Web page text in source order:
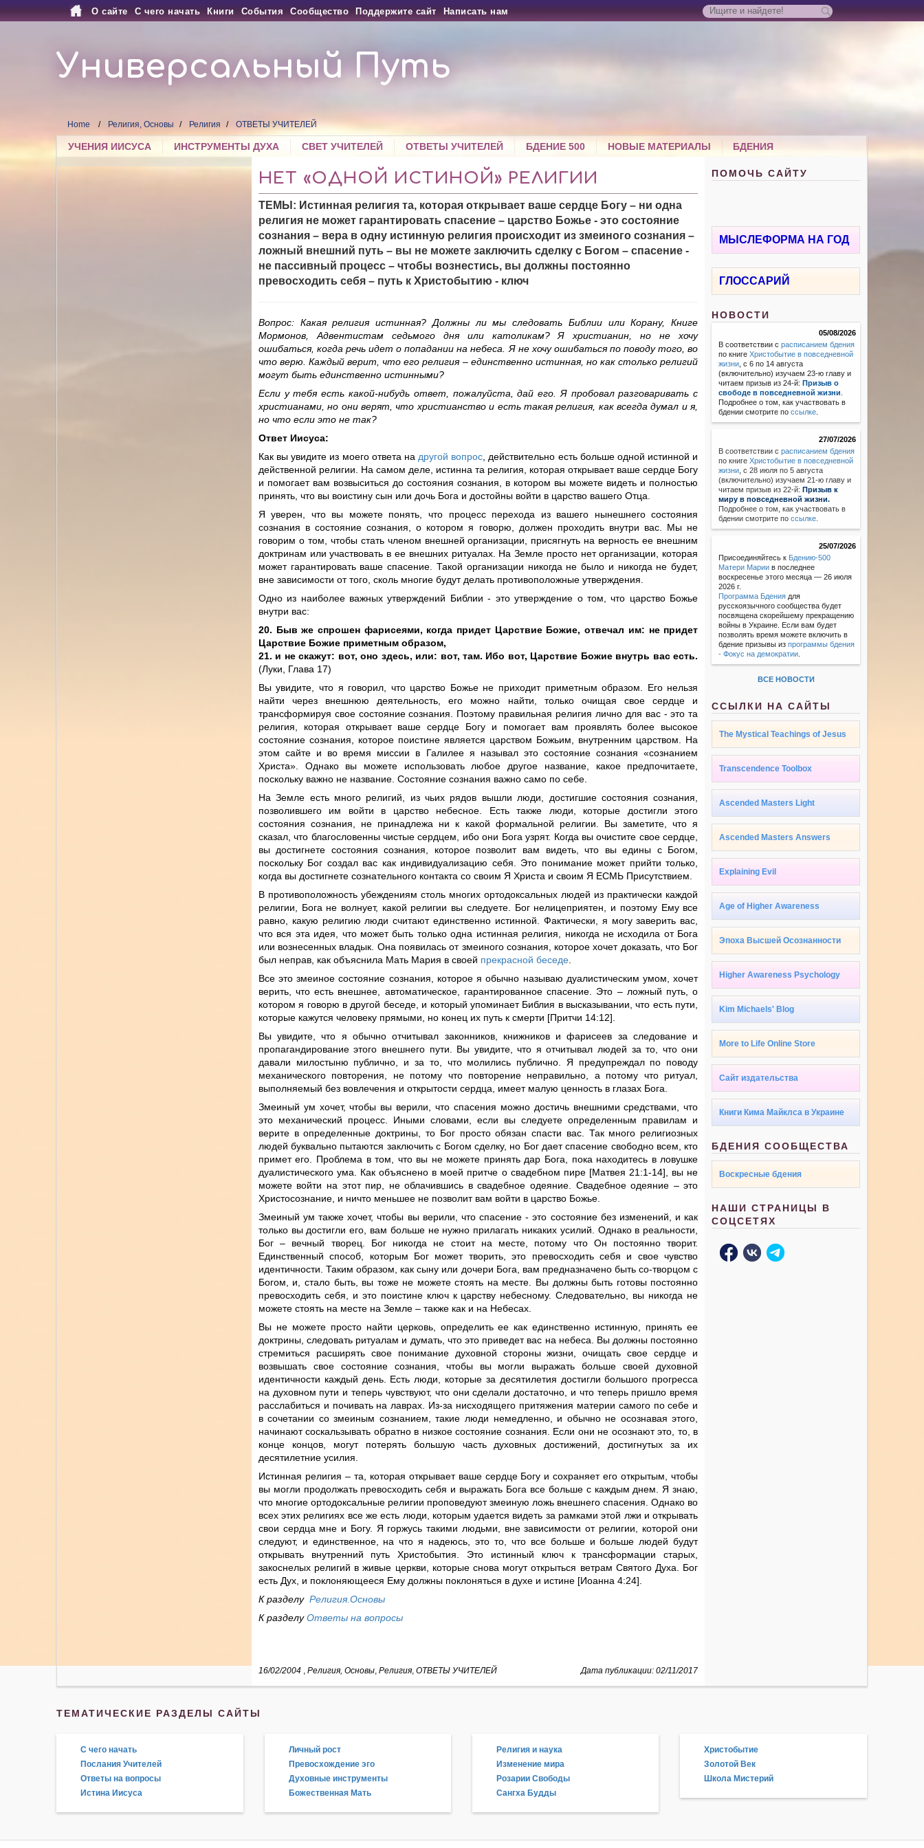
О сайте С чего начать Книги События Сообщество Поддержите сайт Написать нам
Универсальный Путь
Home Религия, Основы Религия ОТВЕТЫ УЧИТЕЛЕЙ
УЧЕНИЯ ИИСУСА ИНСТРУМЕНТЫ ДУХА СВЕТ УЧИТЕЛЕЙ ОТВЕТЫ УЧИТЕЛЕЙ БДЕНИЕ 500 НОВЫЕ МАТЕРИАЛЫ БДЕНИЯ
НЕТ «ОДНОЙ ИСТИНОЙ» РЕЛИГИИ
ТЕМЫ: Истинная религия та, которая открывает ваше сердце Богу – ни одна
религия не может гарантировать спасение – царство Божье - это состояние
сознания – вера в одну истинную религия происходит из змеиного сознания –
ложный внешний путь – вы не можете заключить сделку с Богом – спасение -
не пассивный процесс – чтобы вознестись, вы должны постоянно
превосходить себя – путь к Христобытию - ключ
Вопрос: Какая религия истинная? Должны ли мы следовать Библии или Корану, Книге
Мормонов, Адвентистам седьмого дня или католикам? Я христианин, но не хочу
ошибаться, когда речь идет о попадании на небеса. Я не хочу ошибаться по поводу того, во
что верю. Каждый верит, что его религия – единственно истинная, но как столько религий
могут быть единственно истинными?
Если у тебя есть какой-нибудь ответ, пожалуйста, дай его. Я пробовал разговаривать с
христианами, но они верят, что христианство и есть такая религия, как всегда думал и я,
но что если это не так?
Ответ Иисуса:
Как вы увидите из моего ответа надругой вопрос, действительно есть больше одной истинной и
действенной религии. На самом деле, истинна та религия, которая открывает ваше сердце Богу
и помогает вам возвыситься до состояния сознания, в котором вы можете видеть и полностью
принять, что вы воистину сын или дочь Бога и достойны войти в царство вашего Отца.
Я уверен, что вы можете понять, что процесс перехода из вашего нынешнего состояния
сознания в состояние сознания, о котором я говорю, должен проходить внутри вас. Мы не
говорим о том, чтобы стать членом внешней организации, присягнуть на верность ее внешним
доктринам или участвовать в ее внешних ритуалах. На Земле просто нет организации, которая
может гарантировать ваше спасение. Такой организации никогда не было и никогда не будет,
вне зависимости от того, сколь многие будут делать противоположные утверждения.
Одно из наиболее важных утверждений Библии - это утверждение о том, что царство Божье
внутри вас:
20. Быв же спрошен фарисеями, когда придет Царствие Божие, отвечал им: не придет
Царствие Божие приметным образом,
21. и не скажут: вот, оно здесь, или: вот, там. Ибо вот, Царствие Божие внутрь вас есть.
(Луки, Глава 17)
Вы увидите, что я говорил, что царство Божье не приходит приметным образом. Его нельзя
найти через внешнюю деятельность, его можно найти, только очищая свое сердце и
трансформируя свое состояние сознания. Поэтому правильная религия лично для вас - это та
религия, которая открывает ваше сердце Богу и помогает вам проявлять более высокое
состояние сознания, которое поистине является царством Божьим, внутренним царством. На
этом сайте и во время миссии в Галилее я называл это состояние сознания «сознанием
Христа». Однако вы можете использовать любое другое название, какое предпочитаете,
поскольку важно не название. Состояние сознания важно само по себе.
На Земле есть много религий, из чьих рядов вышли люди, достигшие состояния сознания,
позволившего им войти в царство небесное. Есть также люди, которые достигли этого
состояния сознания, не принадлежа ни к какой формальной религии. Вы заметите, что я
сказал, что благословенны чистые сердцем, ибо они Бога узрят. Когда вы очистите свое сердце,
вы достигнете состояния сознания, которое позволит вам видеть, что вы едины с Богом,
поскольку Бог создал вас как индивидуализацию себя. Это понимание может прийти только,
когда вы достигнете сознательного контакта со своим Я Христа и своим Я ЕСМЬ Присутствием.
В противоположность убеждениям столь многих ортодоксальных людей из практически каждой
религии, Бога не волнует, какой религии вы следуете. Бог нелицеприятен, и поэтому Ему все
равно, какую религию люди считают единственно истинной. Фактически, я могу заверить вас,
что вся эта идея, что может быть только одна истинная религия, никогда не исходила от Бога
или вознесенных владык. Она появилась от змеиного сознания, которое хочет доказать, что Бог
был неправ, как объяснила Мать Мария в своей прекрасной беседе.
Все это змеиное состояние сознания, которое я обычно называю дуалистическим умом, хочет
верить, что есть внешнее, автоматическое, гарантированное спасение. Это – ложный путь, о
котором я говорю в другой беседе, и который упоминает Библия в высказывании, что есть пути,
которые кажутся человеку прямыми, но конец их путь к смерти [Притчи 14:12].
Вы увидите, что я обычно отчитывал законников, книжников и фарисеев за следование и
пропагандирование этого внешнего пути. Вы увидите, что я отчитывал людей за то, что они
давали милостыню публично, и за то, что молились публично. Я предупреждал по поводу
механического повторения, не потому что повторение неправильно, а потому что ритуал,
выполняемый без вовлечения и открытости сердца, имеет малую ценность в глазах Бога.
Змеиный ум хочет, чтобы вы верили, что спасения можно достичь внешними средствами, что
это механический процесс. Иными словами, если вы следуете определенным правилам и
верите в определенные доктрины, то Бог просто обязан спасти вас. Так много религиозных
людей буквально пытаются заключить с Богом сделку, но Бог дает спасение свободно всем, кто
примет его. Проблема в том, что вы не можете принять дар Бога, пока находитесь в ловушке
дуалистического ума. Как объяснено в моей притче о свадебном пире [Матвея 21:1-14], вы не
можете войти на этот пир, не облачившись в свадебное одеяние. Свадебное одеяние – это
Христосознание, и ничто меньшее не позволит вам войти в царство Божье.
Змеиный ум также хочет, чтобы вы верили, что спасение - это состояние без изменений, и как
только вы достигли его, вам больше не нужно прилагать никаких усилий. Однако в реальности,
Бог – вечный творец. Бог никогда не стоит на месте, потому что Он постоянно творит.
Единственный способ, которым Бог может творить, это превосходить себя и свое чувство
идентичности. Таким образом, как сыну или дочери Бога, вам предназначено быть со-творцом с
Богом, и, стало быть, вы тоже не можете стоять на месте. Вы должны быть готовы постоянно
превосходить себя, и это поистине ключ к царству небесному. Следовательно, вы никогда не
можете стоять на месте на Земле – также как и на Небесах.
Вы не можете просто найти церковь, определить ее как единственно истинную, принять ее
доктрины, следовать ритуалам и думать, что это приведет вас на небеса. Вы должны постоянно
стремиться расширять свое понимание духовной стороны жизни, очищать свое сердце и
возвышать свое состояние сознания, чтобы вы могли выражать больше своей духовной
идентичности каждый день. Есть люди, которые за десятилетия достигли большого прогресса
на духовном пути и теперь чувствуют, что они сделали достаточно, и что теперь пришло время
расслабиться и почивать на лаврах. Из-за нисходящего притяжения материи самого по себе и
в сочетании со змеиным сознанием, такие люди немедленно, и обычно не осознавая этого,
начинают соскальзывать обратно в низкое состояние сознания. Если они не осознают это, то, в
конце концов, могут потерять большую часть духовных достижений, достигнутых за их
десятилетние усилия.
Истинная религия – та, которая открывает ваше сердце Богу и сохраняет его открытым, чтобы
вы могли продолжать превосходить себя и выражать Бога все больше с каждым днем. Я знаю,
что многие ортодоксальные религии проповедуют змеиную ложь внешнего спасения. Однако во
всех этих религиях все же есть люди, которым удается видеть за рамками этой лжи и открывать
свои сердца мне и Богу. Я горжусь такими людьми, вне зависимости от религии, которой они
следуют, и единственное, на что я надеюсь, это то, что все больше и больше людей будут
открывать внутренний путь Христобытия. Это истинный ключ к трансформации старых,
закоснелых религий в живые церкви, которые снова могут открыться ветрам Святого Духа. Бог
есть Дух, и поклоняющееся Ему должны поклоняться в духе и истине [Иоанна 4:24].
К разделу Религия.Основы
К разделуОтветы на вопросы
16/02/2004 Дата публикации: 02/11/2017
, Религия, Основы, Религия, ОТВЕТЫ УЧИТЕЛЕЙ
ПОМОЧЬ САЙТУ
МЫСЛЕФОРМА НА ГОД
ГЛОССАРИЙ
НОВОСТИ
05/08/2026
В соответствии срасписанием бдения
по книгеХристобытие в повседневной
жизни , с 6 по 14 августа
(включительно) изучаем 23-ю главу и
читаем призыв из 24-й: Призыв о
свободе в повседневной жизни
Подробнее о том, как участвовать в
бдении смотрите поссылке
27/07/2026
В соответствии с расписанием бдения
по книгеХристобытие в повседневной
жизни с 28 июля по 5 августа
(включительно) изучаем 21-ю главу и
читаем призыв из 22-й: Призыв к
миру в повседневной жизни.
Подробнее о том, как участвовать в
бдении смотрите поссылке
25/07/2026
Присоединяйтесь к Бдению-500
Матери Марии в последнее
воскресенье этого месяца — 26 июля
2026 г.
Программа Бдения для
русскоязычного сообщества будет
посвящена скорейшему прекращению
войны в Украине. Если вам будет
позволять время можете включить в
бдение призывы изпрограммы бдения
- Фокус на демократии
ВСЕ НОВОСТИ
ССЫЛКИ НА САЙТЫ
The Mystical Teachings of Jesus
Transcendence Toolbox
Ascended Masters Light
Ascended Masters Answers
Explaining Evil
Age of Higher Awareness
Эпоха Высшей Осознанности
Higher Awareness Psychology
Kim Michaels' Blog
More to Life Online Store
Сайт издательства
Книги Кима Майклса в Украине
БДЕНИЯ СООБЩЕСТВА
Воскресные бдения
НАШИ СТРАНИЦЫ В
СОЦСЕТЯХ
ТЕМАТИЧЕСКИЕ РАЗДЕЛЫ САЙТЫ
С чего начать
Послания Учителей
Ответы на вопросы
Истина Иисуса
Личный рост
Превосхождение эго
Духовные инструменты
Божественная Мать
Религия и наука
Изменение мира
Розарии Свободы
Сангха Будды
Христобытие
Золотой Век
Школа Мистерий